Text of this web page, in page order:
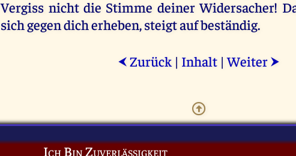
Vergiss nicht die Stimme deiner Widersacher!
sichgegendicherheben, steigtaufbeständig.
⮜ Zurück | Inhalt |Weiter ⮞
Ich Bin Zuverlässigkeit